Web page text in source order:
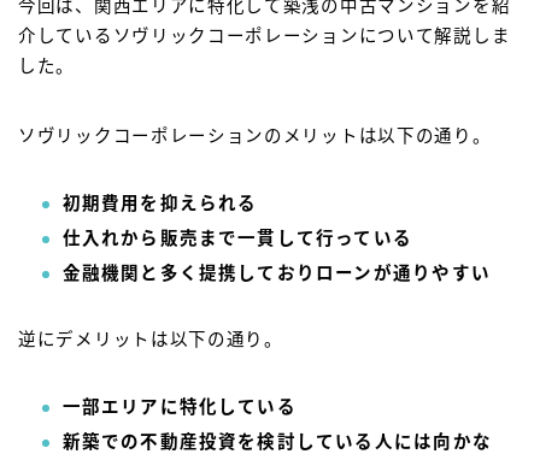
今回は、関西エリアに特化して築浅の中古マンションを紹
介しているソヴリックコーポレーションについて解説しま
した。
ソヴリックコーポレーションのメリットは以下の通り。
初期費用を抑えられる
仕入れから販売まで一貫して行っている
金融機関と多く提携しておりローンが通りやすい
逆にデメリットは以下の通り。
一部エリアに特化している
新築での不動産投資を検討している人には向かな